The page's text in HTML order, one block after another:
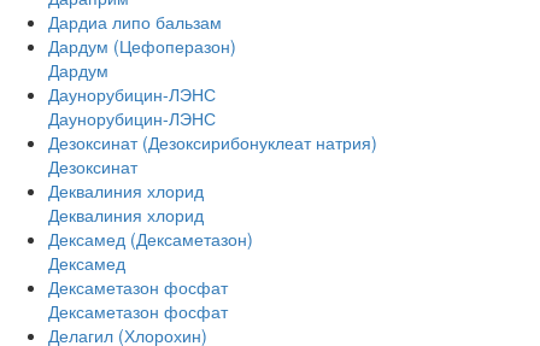
Дардиа липо бальзам
Дардум (Цефоперазон)
Дардум
Даунорубицин-ЛЭНС
Даунорубицин-ЛЭНС
Дезоксинат (Дезоксирибонуклеат натрия)
Дезоксинат
Деквалиния хлорид
Деквалиния хлорид
Дексамед (Дексаметазон)
Дексамед
Дексаметазон фосфат
Дексаметазон фосфат
Делагил (Хлорохин)